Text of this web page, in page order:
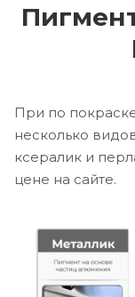
При по
несколько
ксералик и
цене на сайте.